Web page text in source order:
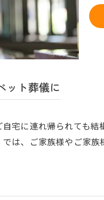
ット葬儀に
宅に連れ帰られても
は、ご家族様やご家